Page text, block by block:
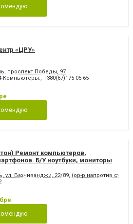
«ЦРУ»
проспект Победы, 97
Компьютеры., +380(67)175-05-65
Ремонт компьютеров,
Б/У ноутбуки, мониторы
ул. Бахчиванджи, 22/89, (ор-р напротив